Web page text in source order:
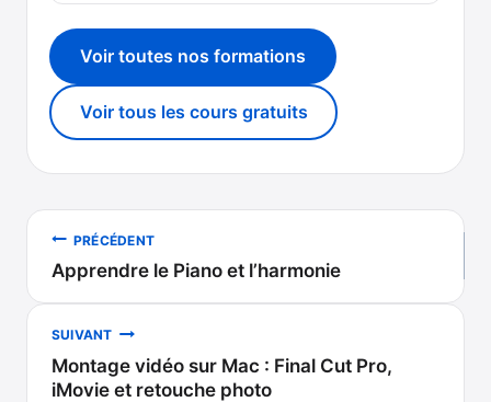
Voir toutes nos formations
Voir tous les cours gratuits
Navigation
de
l’article
PRÉCÉDENT
Apprendre le Piano et l’harmonie
SUIVANT
Montage vidéo sur Mac : Final Cut Pro,
iMovie et retouche photo